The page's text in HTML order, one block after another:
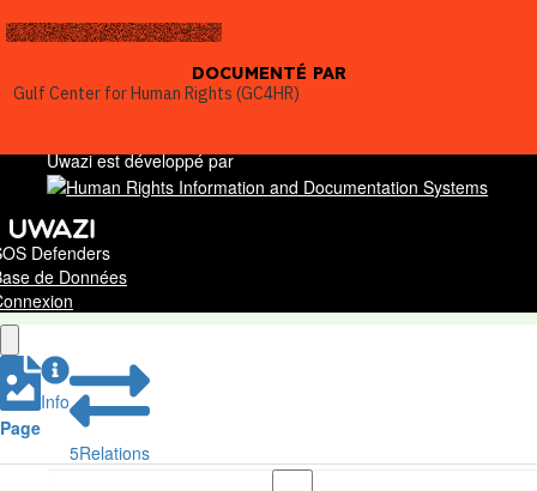
DOCUMENTÉ PAR
Gulf Center for Human Rights (GC4HR)
Uwazi est développé par
Defenders
de Données
Page
Info
5Relations